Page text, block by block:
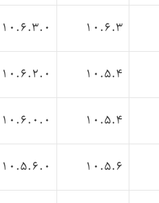
10.6.3
10.6.3.0
10.5.4
10.6.2.0
10.5.4
10.6.0.0
10.5.6
10.5.6.0